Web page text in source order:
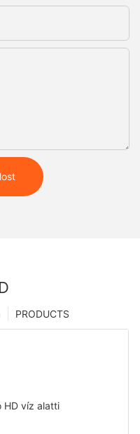
PRODUCTS